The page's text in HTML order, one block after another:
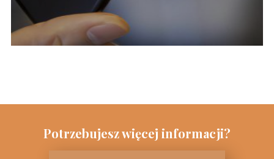
Potrzebujesz więcej informacji?